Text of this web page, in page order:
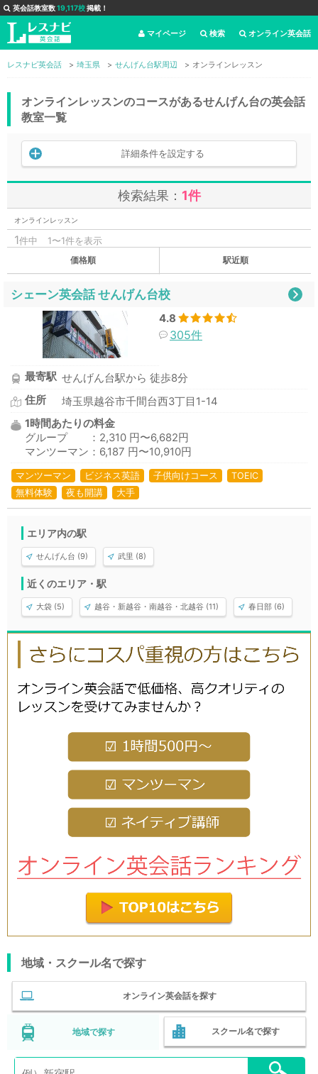
英会話教室数19,117校掲載！
オンライン英会話
検索
マイページ
レスナビ英会話 埼玉県 せんげん台駅周辺 オンラインレッスン
オンラインレッスンのコースがあるせんげん台の英会話
教室一覧
詳細条件を設定する
検索結果： 1件
オンラインレッスン
1件中 1〜1件を表示
価格順 駅近順
シェーン英会話 せんげん台校
4.8
305件
最寄駅 せんげん台駅から 徒歩8分
住所
埼玉県越谷市千間台西3丁目1-14
1時間あたりの料金
グループ ：2,310 円〜6,682円
マンツーマン：6,187 円〜10,910円
マンツーマン ビジネス英語 子供向けコース
TOEIC
無料体験
夜も開講 大手
エリア内の駅
せんげん台 (9) 武里 (8)
近くのエリア・駅
大袋 (5) 越谷・新越谷・南越谷・北越谷 (11) 春日部 (6)
地域・スクール名で探す
オンライン英会話を探す
地域で探す スクール名で探す